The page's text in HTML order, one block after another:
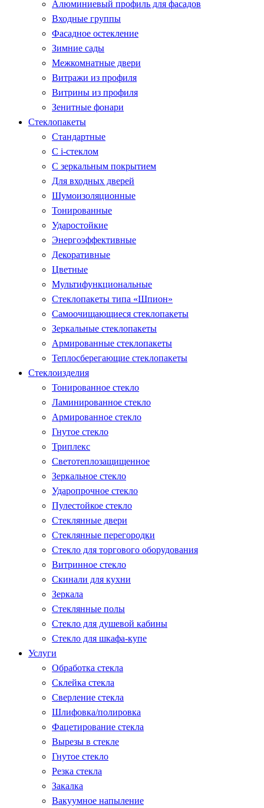
Алюминиевый профиль для фасадов
Входные группы
Фасадное остекление
Зимние сады
Межкомнатные двери
Витражи из профиля
Витрины из профиля
Зенитные фонари
Стеклопакеты
Стандартные
С i-стеклом
С зеркальным покрытием
Для входных дверей
Шумоизоляционные
Тонированные
Ударостойкие
Энергоэффективные
Декоративные
Цветные
Мультифункциональные
Стеклопакеты типа «Шпион»
Самоочищающиеся стеклопакеты
Зеркальные стеклопакеты
Армированные стеклопакеты
Теплосберегающие стеклопакеты
Стеклоизделия
Тонированное стекло
Ламинированное стекло
Армированное стекло
Гнутое стекло
Триплекс
Светотеплозащищенное
Зеркальное стекло
Ударопрочное стекло
Пулестойкое стекло
Стеклянные двери
Стеклянные перегородки
Стекло для торгового оборудования
Витринное стекло
Скинали для кухни
Зеркала
Стеклянные полы
Стекло для душевой кабины
Стекло для шкафа-купе
Услуги
Обработка стекла
Склейка стекла
Сверление стекла
Шлифовка/полировка
Фацетирование стекла
Вырезы в стекле
Гнутое стекло
Резка стекла
Закалка
Вакуумное напыление